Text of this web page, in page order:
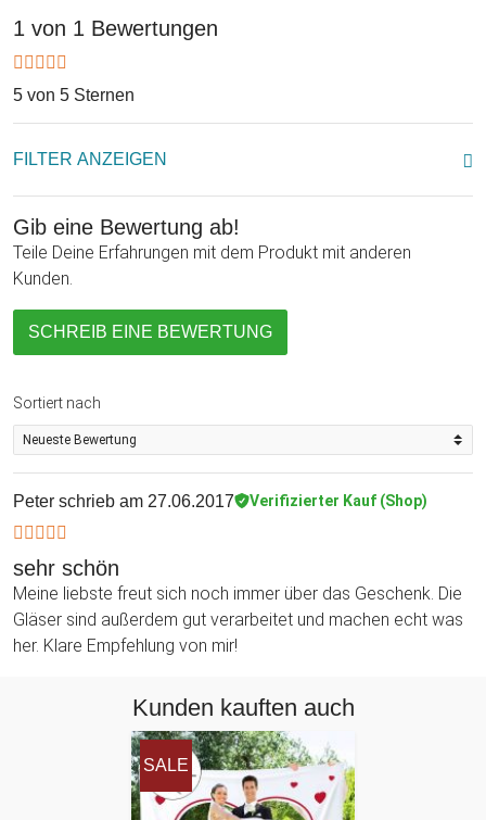
So werden die Herzen Sektgläser - Mr and Mrs Right zum
perfekten Geschenk mit spaßiger Note, das garantiert nicht
irgendwo verstauben wird. Denn die einzigartig
eingearbeiteten Herzen im Glas und die romantische Gravur
machen die Gläser zum absoluten Geschenke-Highlight.
Nutzt das Geschenk und stoßt einfach mal öfter auf Euch an
und genießt das Leben. Lasst es Euch schmecken!
1 von 1 Bewertungen
5 von 5 Sternen
FILTER ANZEIGEN
Gib eine Bewertung ab!
Teile Deine Erfahrungen mit dem Produkt mit anderen
Kunden.
SCHREIB EINE BEWERTUNG
Sortiert nach
Peter schrieb am 27.06.2017 Verifizierter Kauf (Shop)
sehr schön
Meine liebste freut sich noch immer über das Geschenk. Die
Gläser sind außerdem gut verarbeitet und machen echt was
her. Klare Empfehlung von mir!
Kunden kauften auch
SALE